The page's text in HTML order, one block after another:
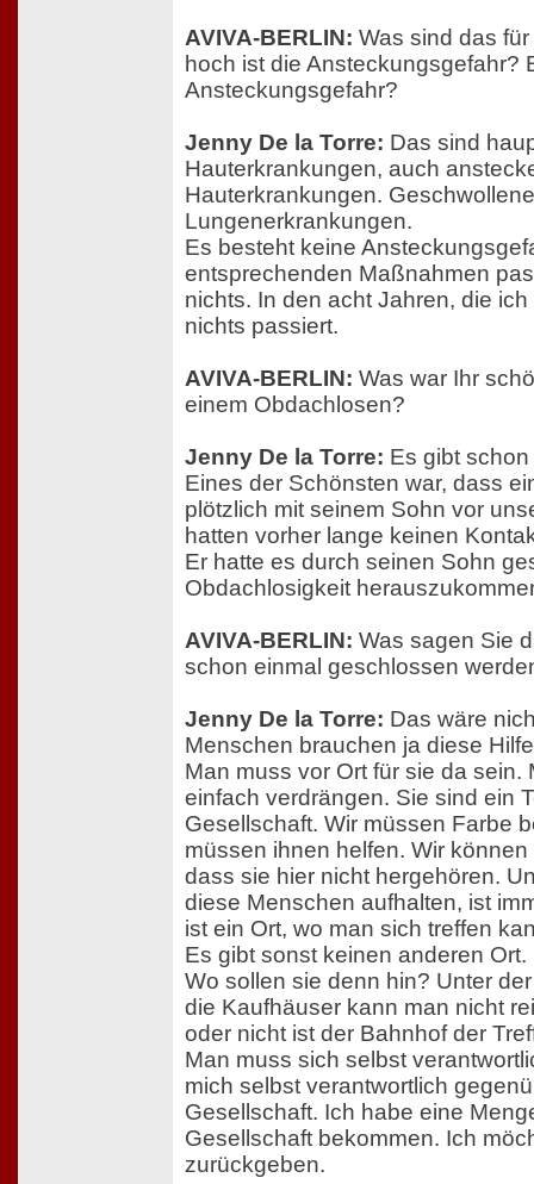
AVIVA-BERLIN: Was sind das
hoch ist die Ansteckungsgefahr?
Ansteckungsgefahr?
Jenny De la Torre: Das sind
Hauterkrankungen, auch
Hauterkrankungen.
Lungenerkrankungen.
Es besteht keine
entsprechenden Maßnahmen
nichts. In den acht Jahren, die
nichts passiert.
AVIVA-BERLIN: Was war Ihr
einem Obdachlosen?
Jenny De la Torre: Es gibt
Eines der Schönsten war, dass
plötzlich mit seinem Sohn vor
hatten vorher lange keinen
Er hatte es durch seinen Sohn
Obdachlosigkeit
AVIVA-BERLIN: Was sagen Sie
schon einmal geschlossen
Jenny De la Torre: Das wäre
Menschen brauchen ja diese
Man muss vor Ort für sie da sein.
einfach verdrängen. Sie sind ein
Gesellschaft. Wir müssen Farbe
müssen ihnen helfen. Wir
dass sie hier nicht hergehören.
diese Menschen aufhalten, ist
ist ein Ort, wo man sich treffen
Es gibt sonst keinen anderen
Wo sollen sie denn hin? Unter
die Kaufhäuser kann man nicht
oder nicht ist der Bahnhof der
Man muss sich selbst
mich selbst verantwortlich
Gesellschaft. Ich habe eine
Gesellschaft bekommen. Ich
zurückgeben.